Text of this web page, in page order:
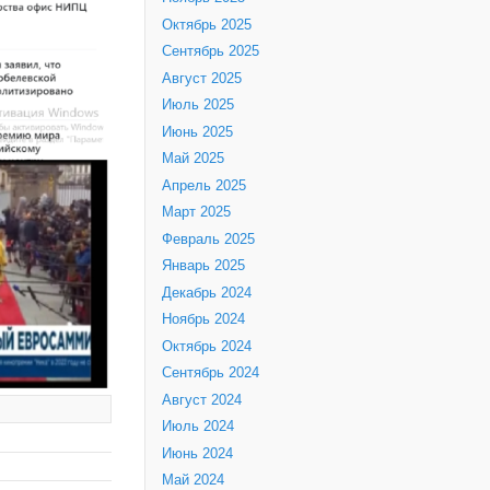
Октябрь 2025
Сентябрь 2025
Август 2025
Июль 2025
Июнь 2025
Май 2025
Апрель 2025
Март 2025
Февраль 2025
Январь 2025
Декабрь 2024
Ноябрь 2024
Октябрь 2024
Сентябрь 2024
Август 2024
Июль 2024
Июнь 2024
Май 2024